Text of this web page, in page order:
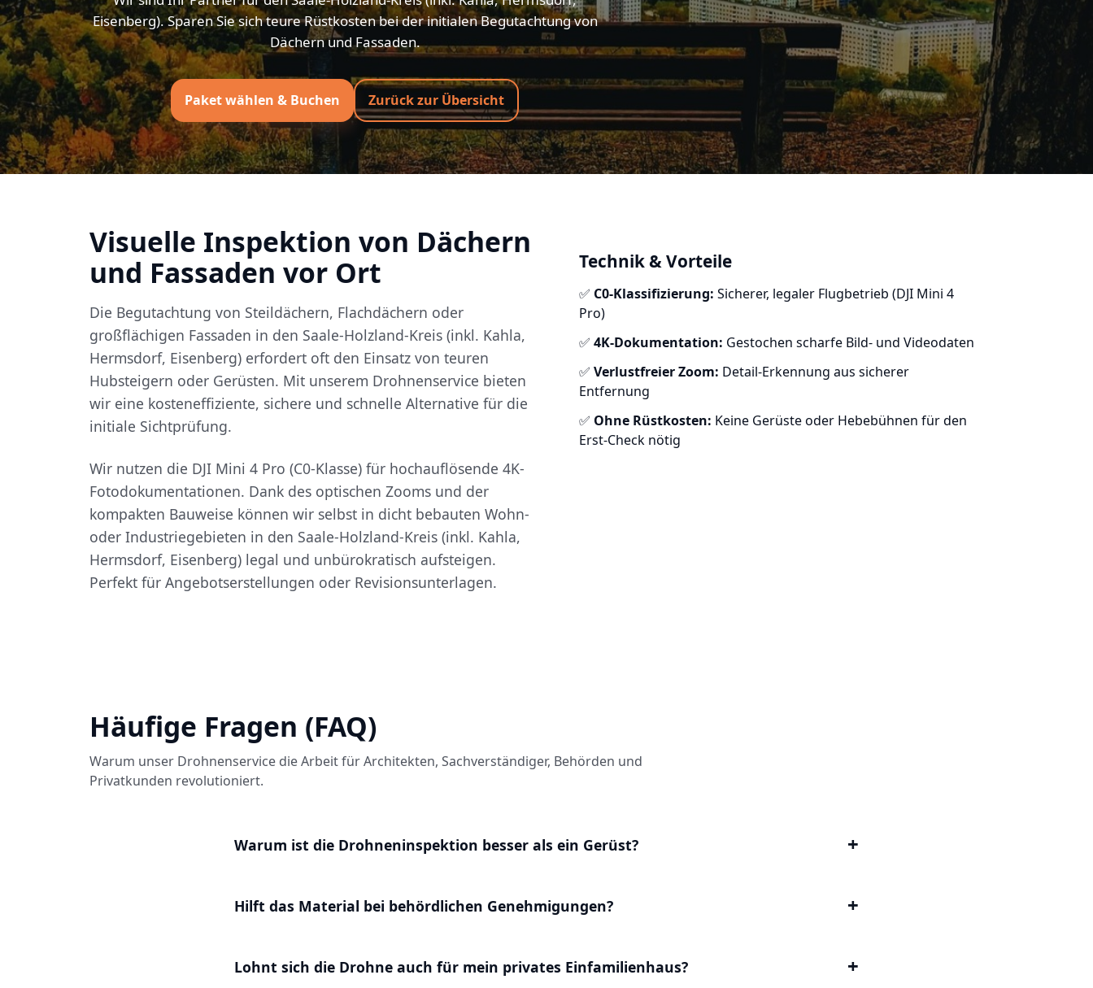
Eisenberg). Sparen Sie sich teure Rüstkosten bei der initialen Begutachtung von
Dächern und Fassaden.
Paket wählen & Buchen Zurück zur Übersicht
Visuelle Inspektion von Dächern
und Fassaden vor Ort
Die Begutachtung von Steildächern, Flachdächern oder
großflächigen Fassaden in den Saale-Holzland-Kreis (inkl. Kahla,
Hermsdorf, Eisenberg) erfordert oft den Einsatz von teuren
Hubsteigern oder Gerüsten. Mit unserem Drohnenservice bieten
wir eine kosteneffiziente, sichere und schnelle Alternative für die
initiale Sichtprüfung.
Wir nutzen die DJI Mini 4 Pro (C0-Klasse) für hochauflösende 4K-
Fotodokumentationen. Dank des optischen Zooms und der
kompakten Bauweise können wir selbst in dicht bebauten Wohn-
oder Industriegebieten in den Saale-Holzland-Kreis (inkl. Kahla,
Hermsdorf, Eisenberg) legal und unbürokratisch aufsteigen.
Perfekt für Angebotserstellungen oder Revisionsunterlagen.
Technik & Vorteile
✅ C0-Klassifizierung: Sicherer, legaler Flugbetrieb (DJI Mini 4
Pro)
✅ 4K-Dokumentation: Gestochen scharfe Bild- und Videodaten
✅ Verlustfreier Zoom: Detail-Erkennung aus sicherer
Entfernung
✅ Ohne Rüstkosten: Keine Gerüste oder Hebebühnen für den
Erst-Check nötig
Häufige Fragen (FAQ)
Warum unser Drohnenservice die Arbeit für Architekten, Sachverständiger, Behörden und
Privatkunden revolutioniert.
Warum ist die Drohneninspektion besser als ein Gerüst?
Hilft das Material bei behördlichen Genehmigungen?
Lohnt sich die Drohne auch für mein privates Einfamilienhaus?